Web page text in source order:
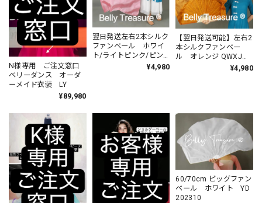
N様専用 ご注文窓口
ベリーダンス オーダ
ーメイド衣装 LY
¥89,980
翌日発送左右2本シルク
ファンベール ホワイ
ト/ライトピンク/ピン
ク QWXJ 001 202401
¥4,980
【翌日発送可能】左右2
本シルクファンベー
ル オレンジ QWXJ
007 202401 1.5m¥4,980
60/70cm ビッグファン
ベール ホワイト YD
202310